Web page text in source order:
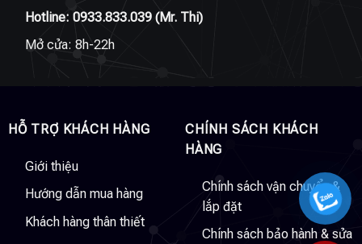
Hotline: 0933.833.039(Mr. Thi)
Mở cửa: 8h-22h
HỖ TRỢ KHÁCH HÀNG
Giới thiệu
Hướng dẫn mua hàng
Khách hàng thân thiết
CHÍNH SÁCH KHÁCH
HÀNG
Chính sách vận chuyển &
lắp đặt
Chính sách bảo hành & sửa